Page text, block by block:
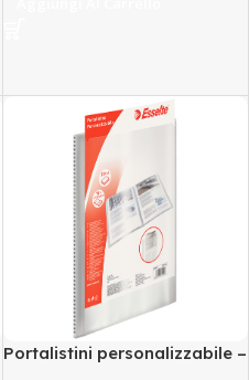
Portalistini personalizzabile –